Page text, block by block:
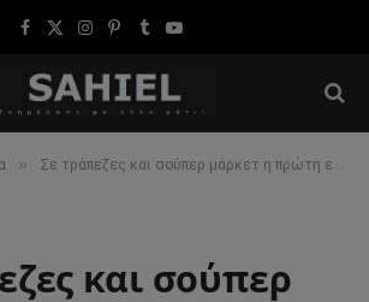
Facebook
X
Instagram
Pinterest
TumblrYouTube
» Σε τράπεζες και σούπερ μάρκετ η πρώτη εφαρμογή της Κάρτας Εργασίας
και σούπερ